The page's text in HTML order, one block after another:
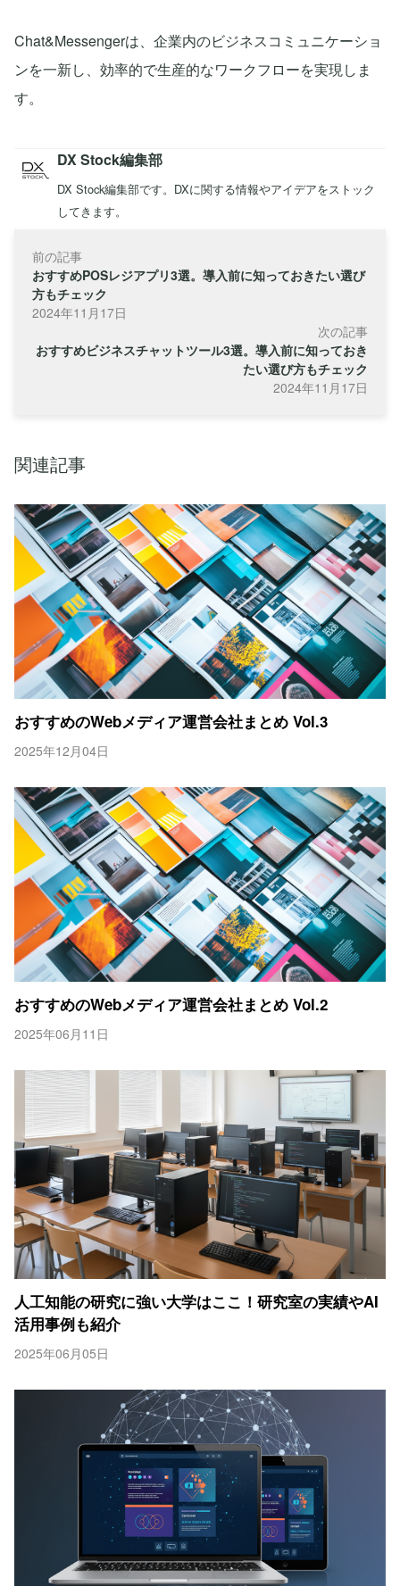
Chat&Messengerは、企業内のビジネスコミュニケーショ
ンを一新し、効率的で生産的なワークフローを実現しま
す。
DX Stock編集部
DX Stock編集部です。DXに関する情報やアイデアをストック
してきます。
前の記事
おすすめPOSレジアプリ3選。導入前に知っておきたい選び
方もチェック
2024年11月17日
次の記事
おすすめビジネスチャットツール3選。導入前に知っておき
たい選び方もチェック
2024年11月17日
関連記事
おすすめのWebメディア運営会社まとめ Vol.3
2025年12月04日
おすすめのWebメディア運営会社まとめ Vol.2
2025年06月11日
人工知能の研究に強い大学はここ！研究室の実績やAI
活用事例も紹介
2025年06月05日